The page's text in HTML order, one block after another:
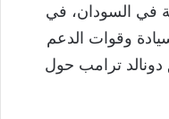
في السودان، في
وقوات الدعم
ترامب حول